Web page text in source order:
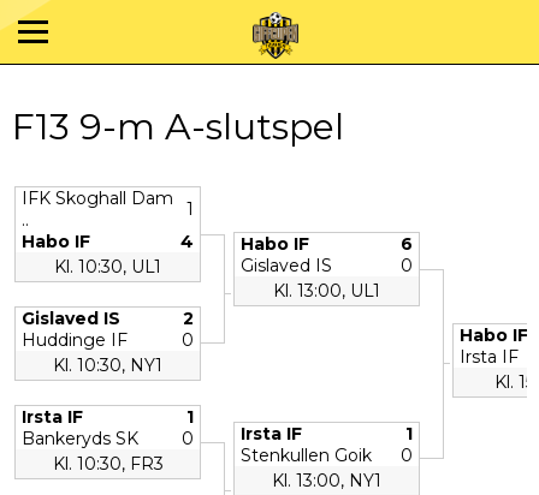
F13 9-m A-slutspel
IFK Skoghall Dam
..
1
Habo IF
4
Kl. 10:30, UL1
Gislaved IS
2
Huddinge IF
0
Kl. 10:30, NY1
Irsta IF
1
Bankeryds SK
0
Kl. 10:30, FR3
Habo IF
6
Gislaved IS
0
Kl. 13:00, UL1
Irsta IF
1
Stenkullen Goik
0
Kl. 13:00, NY1
Habo IF
Irsta IF
Kl.